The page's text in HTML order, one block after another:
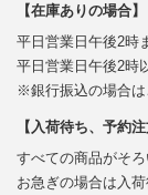
【在庫ありの場合】
平日営業日午後2時
平日営業日午後2時
※銀行振込の場合は
【入荷待ち、予約
すべての商品がそろ
お急ぎの場合は入